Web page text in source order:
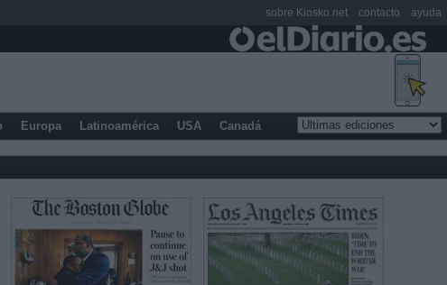
Europa Latinoamérica USA Canadá
sobre Kiosko.net contacto ayuda